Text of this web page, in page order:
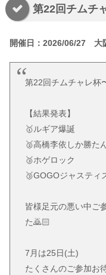
第22回チムチ
開催日：2026/06/27
第22回チムチャレ杯
【結果発表】
🥇ルギア爆誕
🥈高橋李依しか勝た
🥉ホゲロック
🥉GOGOジャスティ
皆様足元の悪い中ご
た🙇🏻
7月は25日(土)
たくさんのご参加お